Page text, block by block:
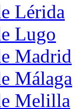
Lérida
Lugo
Madrid
Málaga
Melilla